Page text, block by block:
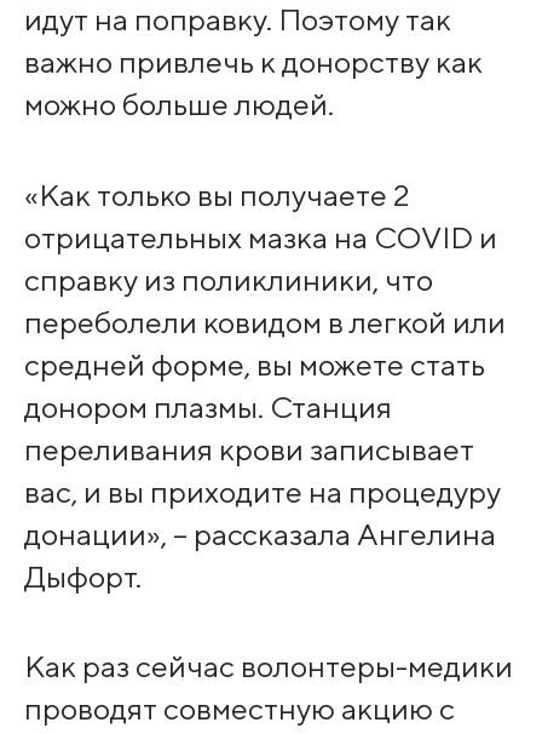
идут на поправку. Поэтому так
важно привлечь к донорству как
можно больше людей.
«Как только вы получаете 2
отрицательных мазка на COVID и
справку из поликлиники, что
переболели ковидом в легкой или
средней форме, вы можете стать
донором плазмы. Станция
переливания крови записывает
вас, и вы приходите на процедуру
донации», – рассказала Ангелина
Дыфорт.
Как раз сейчас волонтеры-медики
проводят совместную акцию с